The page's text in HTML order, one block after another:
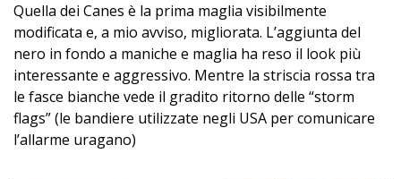
Quella dei Canes è la prima maglia visibilmente
modificata e, a mio avviso, migliorata. L’aggiunta del
nero in fondo a maniche e maglia ha reso il look più
interessante e aggressivo. Mentre la striscia rossa tra
le fasce bianche vede il gradito ritorno delle “storm
flags” (le bandiere utilizzate negli USA per comunicare
l’allarme uragano)